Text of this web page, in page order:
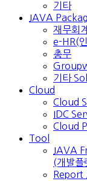
기타
JAVA
재무회계
e-HR(
총무
기타
Cloud
Cloud
IDC
Cloud
Tool
JAVA
(개발플